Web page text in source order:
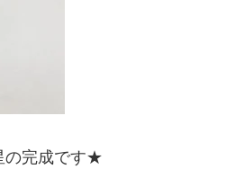
の完成です★